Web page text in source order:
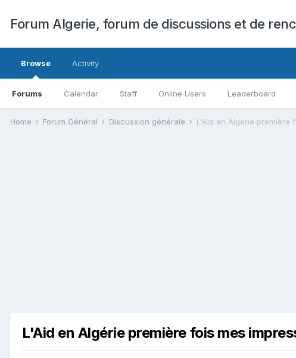
Forum Algerie, forum de discussions et de
Browse
Forums Calendar Staff Online Users Leaderboard
Activity
Home Forum Général Discussion générale L'Aid en Algérie première
L'Aid en Algérie première fois mes